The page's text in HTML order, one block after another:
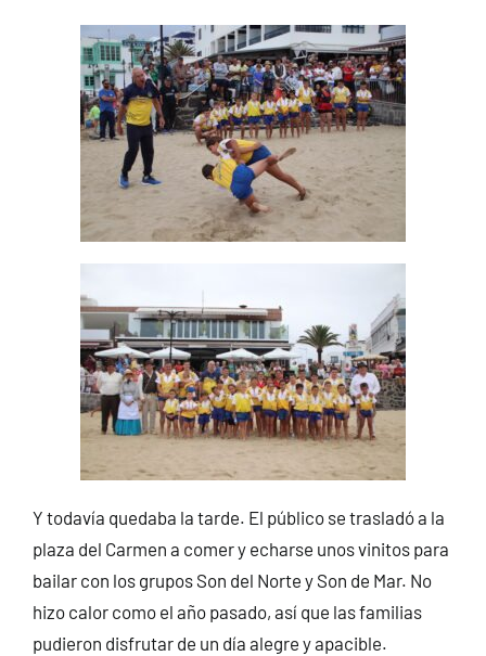
Y todavía quedaba la tarde. El público se trasladó a la
plaza del Carmen a comer y echarse unos vinitos para
bailar con los grupos Son del Norte y Son de Mar. No
hizo calor como el año pasado, así que las familias
pudieron disfrutar de un día alegre y apacible.